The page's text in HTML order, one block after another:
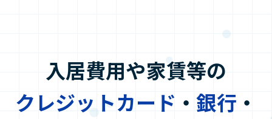
入居費用や家賃等の
クレジットカード ・銀行 ・